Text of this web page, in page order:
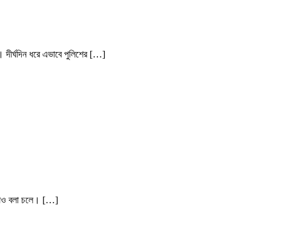
ধরে এভাবে পুলিশের […]
বলা চলে। […]